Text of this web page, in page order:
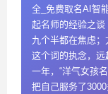
全_免费取名AI智
起名师的经验之
九个半都在焦虑；
这个词的执念，
一年，“洋气女孩
把自己服务了